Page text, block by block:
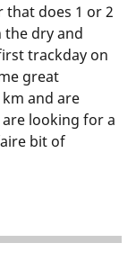
does 1 or 2
the dry and
trackday on
great
and are
looking for a
bit of